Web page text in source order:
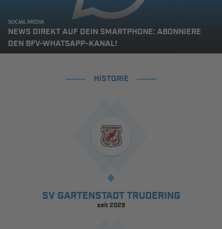
SOCIAL MEDIA
NEWS DIREKT AUF DEIN SMARTPHONE: ABONNIERE
DEN BFV-WHATSAPP-KANAL!
HISTORIE
SV GARTENSTADT TRUDERING
seit 2025